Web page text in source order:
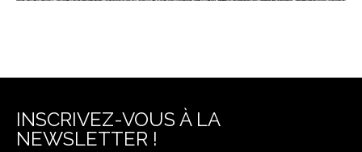
INSCRIVEZ-VOUS À LA
NEWSLETTER !